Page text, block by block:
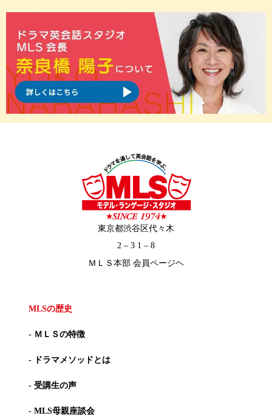
東京都渋谷区代々木
2 – 3 1 – 8
ＭＬＳ本部 会員ページヘ
MLSの歴史
- ＭＬＳの特徴
- ドラマメソッドとは
- 受講生の声
- MLS母親座談会